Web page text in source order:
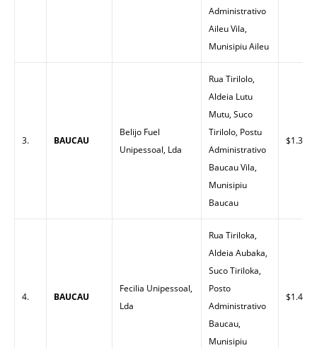
Administrativo
Aileu Vila,
Munisipiu Aileu
3. BAUCAU
Belijo Fuel
Unipessoal, Lda
Rua Tirilolo,
Aldeia Lutu
Mutu, Suco
Tirilolo, Postu
Administrativo
Baucau Vila,
Munisipiu
Baucau
$1.30
4. BAUCAU
Fecilia Unipessoal,
Lda
Rua Tiriloka,
Aldeia Aubaka,
Suco Tiriloka,
Posto
Administrativo
Baucau,
Munisipiu
$1.45